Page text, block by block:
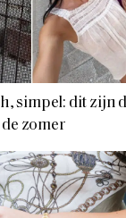
simpel: dit zijn
zomer